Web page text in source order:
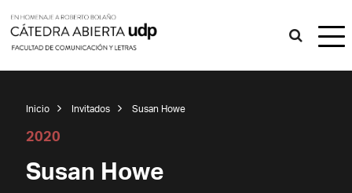
Inicio Invitados Susan Howe
2020
Susan Howe